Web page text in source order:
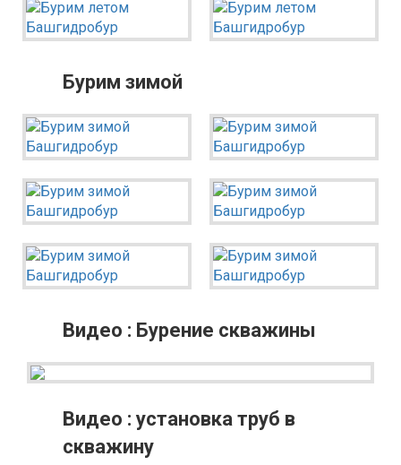
Бурим зимой
Видео : Бурение скважины
Видео : установка труб в
скважину